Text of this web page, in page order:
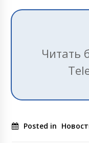
Читать
Posted in